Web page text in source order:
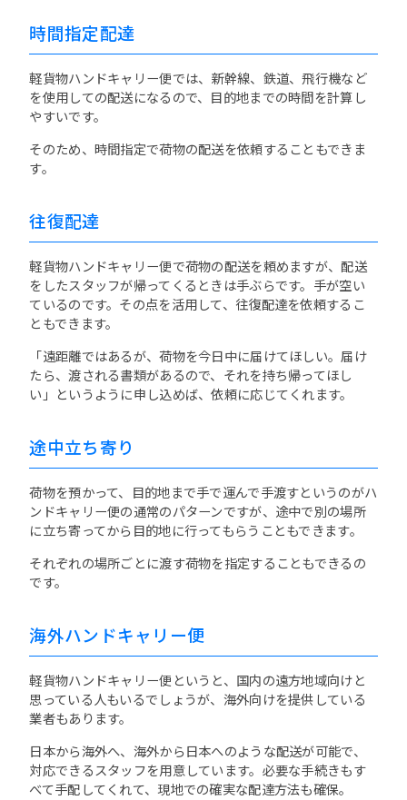
時間指定配達
軽貨物ハンドキャリー便では、新幹線、鉄道、飛行機など
を使用しての配送になるので、目的地までの時間を計算し
やすいです。
そのため、時間指定で荷物の配送を依頼することもできま
す。
往復配達
軽貨物ハンドキャリー便で荷物の配送を頼めますが、配送
をしたスタッフが帰ってくるときは手ぶらです。手が空い
ているのです。その点を活用して、往復配達を依頼するこ
ともできます。
「遠距離ではあるが、荷物を今日中に届けてほしい。届け
たら、渡される書類があるので、それを持ち帰ってほし
い」というように申し込めば、依頼に応じてくれます。
途中立ち寄り
荷物を預かって、目的地まで手で運んで手渡すというのがハ
ンドキャリー便の通常のパターンですが、途中で別の場所
に立ち寄ってから目的地に行ってもらうこともできます。
それぞれの場所ごとに渡す荷物を指定することもできるの
です。
海外ハンドキャリー便
軽貨物ハンドキャリー便というと、国内の遠方地域向けと
思っている人もいるでしょうが、海外向けを提供している
業者もあります。
日本から海外へ、海外から日本へのような配送が可能で、
対応できるスタッフを用意しています。必要な手続きもす
べて手配してくれて、現地での確実な配達方法も確保。